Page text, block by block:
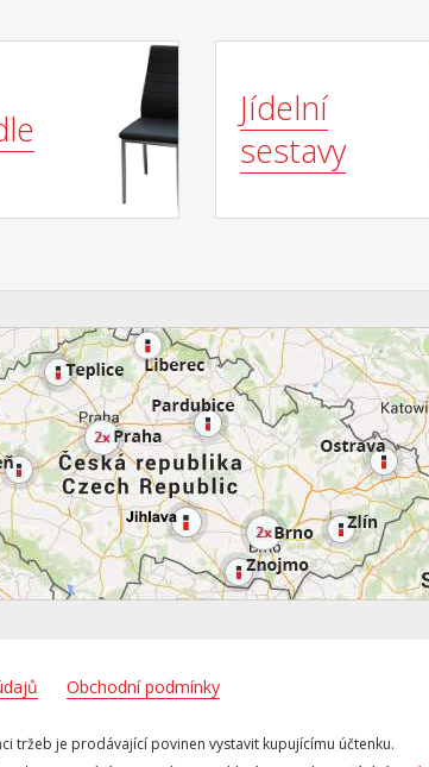
Jídelní
sestavy
Obchodní podmínky
tržeb je prodávající povinen vystavit kupujícímu účtenku.